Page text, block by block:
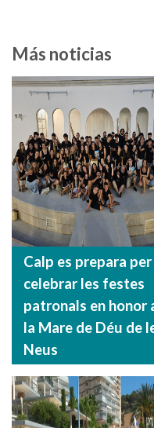
Más noticias
Calp es prepara per
celebrar les festes
patronals en honor
la Mare de Déu de
Neus